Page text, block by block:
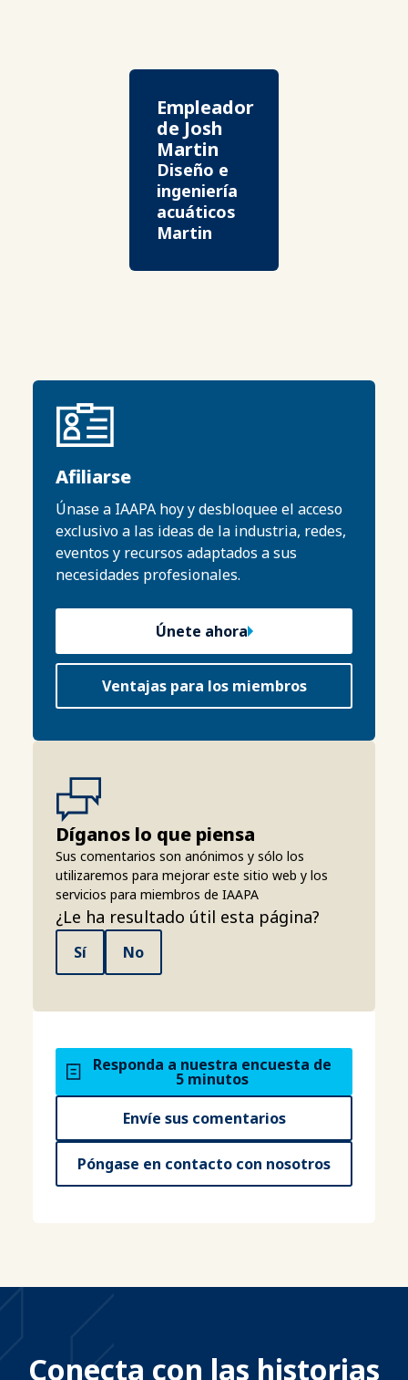
Empleador
de Josh
Martin
Diseño e
ingeniería
acuáticos
Martin
Afiliarse
Únase a IAAPA hoy y desbloquee el acceso
exclusivo a las ideas de la industria, redes,
eventos y recursos adaptados a sus
necesidades profesionales.
Únete ahora
Ventajas para los miembros
Díganos lo que piensa
Sus comentarios son anónimos y sólo los
utilizaremos para mejorar este sitio web y los
servicios para miembros de IAAPA
¿Le ha resultado útil esta página?
Sí No
Responda a nuestra encuesta de
5 minutos
Envíe sus comentarios
Póngase en contacto con nosotros
Conecta con las historias